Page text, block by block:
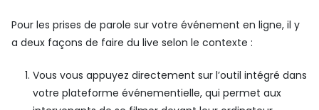
Pour les prises de parole sur votre événement en ligne, il y
a deux façons de faire du live selon le contexte :
Vous vous appuyez directement sur l’outil intégré dans
votre plateforme événementielle, qui permet aux